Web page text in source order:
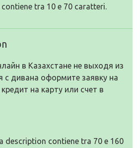
tra 10 e 70 caratteri.
в Казахстане не выходя из
с дивана оформите заявку на
на карту или счет в
description contiene tra 70 e 160